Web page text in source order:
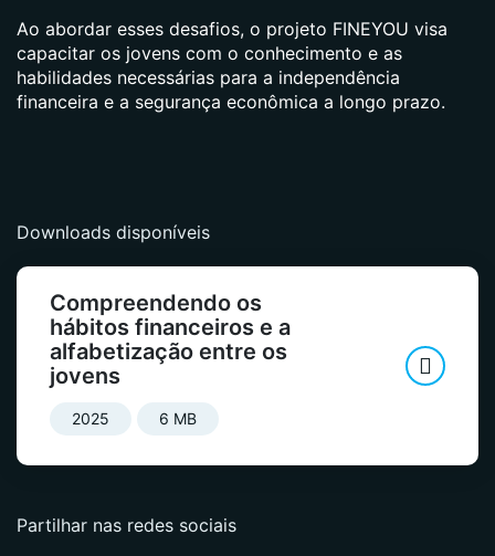
Ao abordar esses desafios, o projeto FINEYOU visa
capacitar os jovens com o conhecimento e as
habilidades necessárias para a independência
financeira e a segurança econômica a longo prazo.
Downloads disponíveis
Compreendendo os
hábitos financeiros e a
alfabetização entre os
jovens
2025 6 MB
Partilhar nas redes sociais